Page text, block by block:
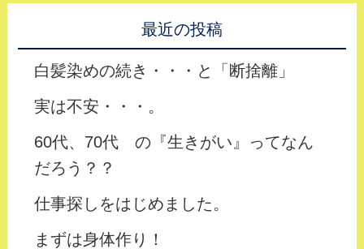
最近の投稿
白髪染めの続き・・・と「断捨離」
実は不安・・・。
60代、70代 の『生きがい』ってなん
だろう？？
仕事探しをはじめました。
まずは身体作り！